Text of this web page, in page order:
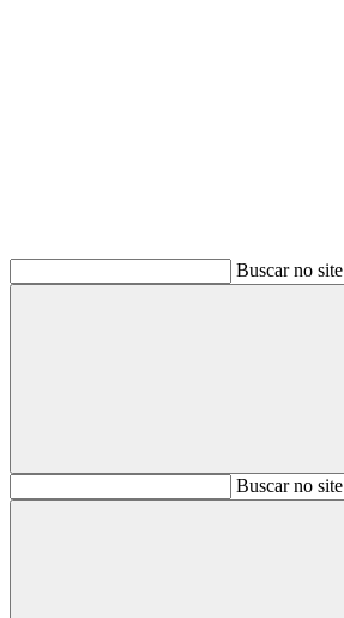
Buscar no site
BuscarBuscar no site